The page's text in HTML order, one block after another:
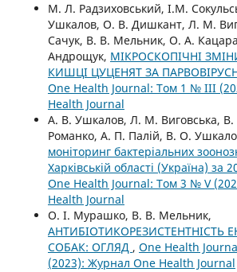
М. Л. Радзиховський, І.М.
Ушкалов, О. В. Дишкант, Л. М.
Сачук, В. В. Мельник, О. А.
Андрощук, МІКРОСКОПІЧНІ
КИШЦІ ЦУЦЕНЯТ ЗА
One Health Journal: Том 1 № III
Health Journal
А. В. Ушкалов, Л. М. Виговська,
Романко, А. П. Палій, В. О.
моніторинг бактеріальних
Харківській області (Україна) за
One Health Journal: Том 3 № V
Health Journal
О. І. Мурашко, В. В. Мельник,
АНТИБІОТИКОРЕЗИСТЕНТНІСТЬ
СОБАК: ОГЛЯД , One Health
(2023): Журнал One Health Journal